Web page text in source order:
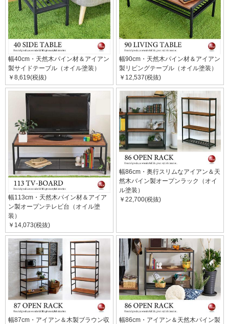
幅40cm・天然木パイン材＆アイアン
製サイドテーブル（オイル塗装）
￥8,619(税抜)
幅90cm・天然木パイン材＆アイアン
製リビングテーブル（オイル塗装）
￥12,537(税抜)
幅113cm・天然木パイン材＆アイア
ン製オープンテレビ台（オイル塗
装）
￥14,073(税抜)
幅86cm・奥行スリムなアイアン＆天
然木バイン製オープンラック（オイ
ル塗装）
￥22,700(税抜)
幅87cm・アイアン＆木製ブラウン収
幅86cm・アイアン＆天然木パイン製